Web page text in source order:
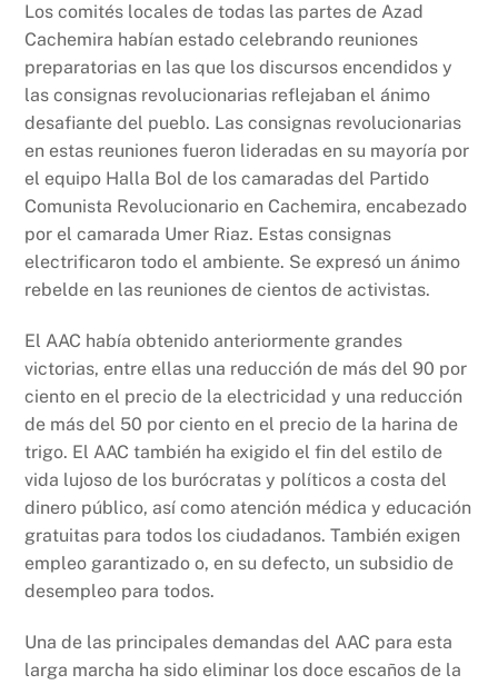
Los comités locales de todas las partes de Azad
Cachemira habían estado celebrando reuniones
preparatorias en las que los discursos encendidos y
las consignas revolucionarias reflejaban el ánimo
desafiante del pueblo. Las consignas revolucionarias
en estas reuniones fueron lideradas en su mayoría por
el equipo Halla Bol de los camaradas del Partido
Comunista Revolucionario en Cachemira, encabezado
por el camarada Umer Riaz. Estas consignas
electrificaron todo el ambiente. Se expresó un ánimo
rebelde en las reuniones de cientos de activistas.
El AAC había obtenido anteriormente grandes
victorias, entre ellas una reducción de más del 90 por
ciento en el precio de la electricidad y una reducción
de más del 50 por ciento en el precio de la harina de
trigo. El AAC también ha exigido el fin del estilo de
vida lujoso de los burócratas y políticos a costa del
dinero público, así como atención médica y educación
gratuitas para todos los ciudadanos. También exigen
empleo garantizado o, en su defecto, un subsidio de
desempleo para todos.
Una de las principales demandas del AAC para esta
larga marcha ha sido eliminar los doce escaños de la